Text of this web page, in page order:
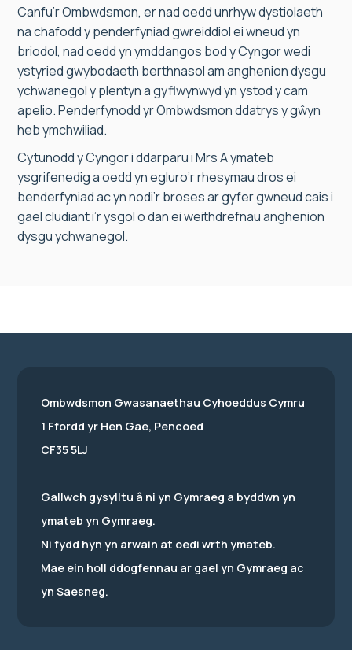
Canfu’r Ombwdsmon, er nad oedd unrhyw dystiolaeth
na chafodd y penderfyniad gwreiddiol ei wneud yn
briodol, nad oedd yn ymddangos bod y Cyngor wedi
ystyried gwybodaeth berthnasol am anghenion dysgu
ychwanegol y plentyn a gyflwynwyd yn ystod y cam
apelio. Penderfynodd yr Ombwdsmon ddatrys y gŵyn
heb ymchwiliad.
Cytunodd y Cyngor i ddarparu i Mrs A ymateb
ysgrifenedig a oedd yn egluro’r rhesymau dros ei
benderfyniad ac yn nodi’r broses ar gyfer gwneud cais i
gael cludiant i’r ysgol o dan ei weithdrefnau anghenion
dysgu ychwanegol.
Ombwdsmon Gwasanaethau Cyhoeddus Cymru
1 Ffordd yr Hen Gae, Pencoed
CF35 5LJ
Gallwch gysylltu â ni yn Gymraeg a byddwn yn
ymateb yn Gymraeg.
Ni fydd hyn yn arwain at oedi wrth ymateb.
Mae ein holl ddogfennau ar gael yn Gymraeg ac
yn Saesneg.